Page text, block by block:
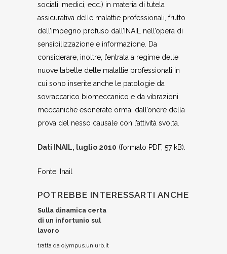
sociali, medici, ecc.) in materia di tutela
assicurativa delle malattie professionali, frutto
dell’impegno profuso dall’INAIL nell’opera di
sensibilizzazione e informazione. Da
considerare, inoltre, l’entrata a regime delle
nuove tabelle delle malattie professionali in
cui sono inserite anche le patologie da
sovraccarico biomeccanico e da vibrazioni
meccaniche esonerate ormai dall’onere della
prova del nesso causale con l’attività svolta.
Dati INAIL, luglio 2010 (formato PDF, 57 kB).
Fonte: Inail
POTREBBE INTERESSARTI ANCHE
Sulla dinamica certa
di un infortunio sul
lavoro
tratta da olympus.uniurb.it